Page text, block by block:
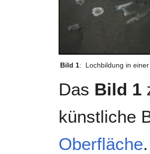
Bild 1: Lochbildung in
Das Bild 1
künstliche
Oberfläche